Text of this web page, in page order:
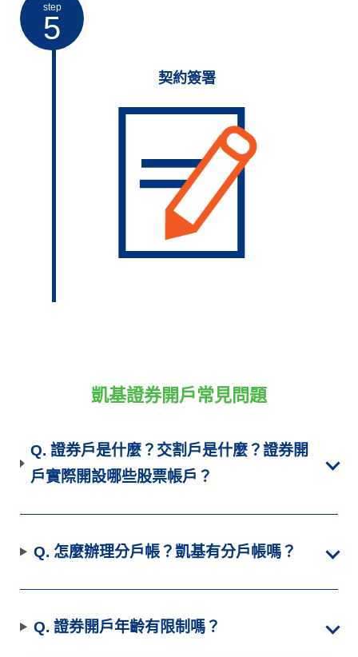
step
5
契約簽署
凱基證券開戶常見問題
Q. 證券戶是什麼？交割戶是什麼？證券開
戶實際開設哪些股票帳戶？
Q. 怎麼辦理分戶帳？凱基有分戶帳嗎？
Q. 證券開戶年齡有限制嗎？